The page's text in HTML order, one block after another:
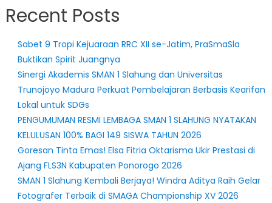
Recent Posts
Sabet 9 Tropi Kejuaraan RRC XII se-Jatim, PraSmaSla
Buktikan Spirit Juangnya
Sinergi Akademis SMAN 1 Slahung dan Universitas
Trunojoyo Madura Perkuat Pembelajaran Berbasis Kearifan
Lokal untuk SDGs
PENGUMUMAN RESMI LEMBAGA SMAN 1 SLAHUNG NYATAKAN
KELULUSAN 100% BAGI 149 SISWA TAHUN 2026
Goresan Tinta Emas! Elsa Fitria Oktarisma Ukir Prestasi di
Ajang FLS3N Kabupaten Ponorogo 2026
SMAN 1 Slahung Kembali Berjaya! Windra Aditya Raih Gelar
Fotografer Terbaik di SMAGA Championship XV 2026